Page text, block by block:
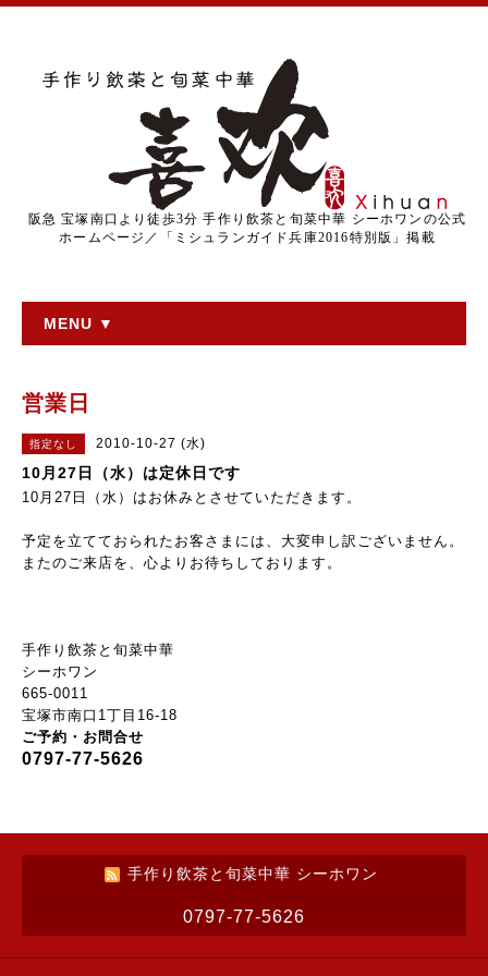
阪急 宝塚南口より徒歩3分 手作り飲茶と旬菜中華 シーホワンの公式
ホームページ／「ミシュランガイド兵庫2016特別版」掲載
MENU ▼
営業日
指定なし 2010-10-27 (水)
10月27日（水）は定休日です
10月27日（水）はお休みとさせていただきます。
予定を立てておられたお客さまには、大変申し訳ございません。
またのご来店を、心よりお待ちしております。
手作り飲茶と旬菜中華
シーホワン
665-0011
宝塚市南口1丁目16-18
ご予約・お問合せ
0797-77-5626
手作り飲茶と旬菜中華 シーホワン
0797-77-5626